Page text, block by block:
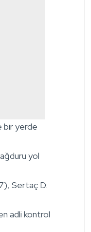
bir yerde
yol
Sertaç D.
adli kontrol